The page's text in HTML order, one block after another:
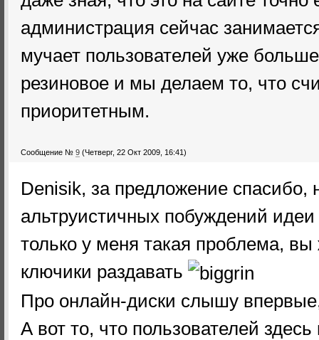
администрация сейчас
мучает пользователей уже
резиновое и мы делаем то, что
приоритетным.
Сообщение № 9 (Четверг, 22 Окт 2009, 16:41)
Denisik, за предложение спасибо,
альтруистичных побуждений
только у меня такая проблема,
ключики раздавать
Про онлайн-диски слышу
А вот то, что пользователей